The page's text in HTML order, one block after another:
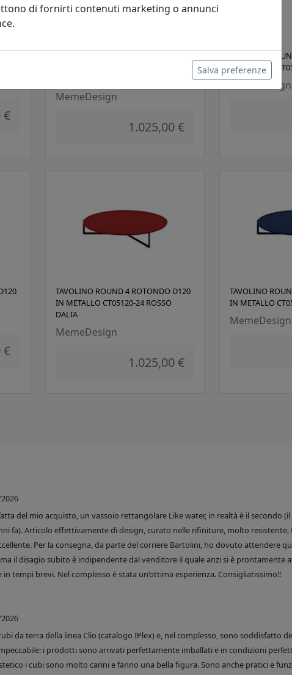
€
MemeDesign
1.025,00 €
TAVOLINO
IN METALLO
MemeDesign
€
TAVOLINO ROUND 4 ROTONDO D120
IN METALLO CT05120-24 ROSSO
DALIA
MemeDesign
1.025,00 €
TAVOLINO
IN METALLO
MemeDesign
del mio acquisto, un vassoio rettangolare Like water, in realtà è il secondo
fa). Articolo effettivamente di design, curato nelle rifiniture, molto resistente,
Per la consegna, da parte del corriere Bartolini, ho dovuto attendere
il disagio subito è indipendente dal venditore il quale anzi si è prontamente
in tempi brevi. Nel complesso è stata un’ottima esperienza. Consigliatissimo!!
da terra della linea Clio (catalogo IPlex) e, nel complesso, sono soddisfatto
i prodotti sono arrivati perfettamente imballati e in condizioni
i cubi sono molto carini e fanno una bella figura. Sono anche pratici e
di fornirti contenuti marketing o annunci
Salva preferenze